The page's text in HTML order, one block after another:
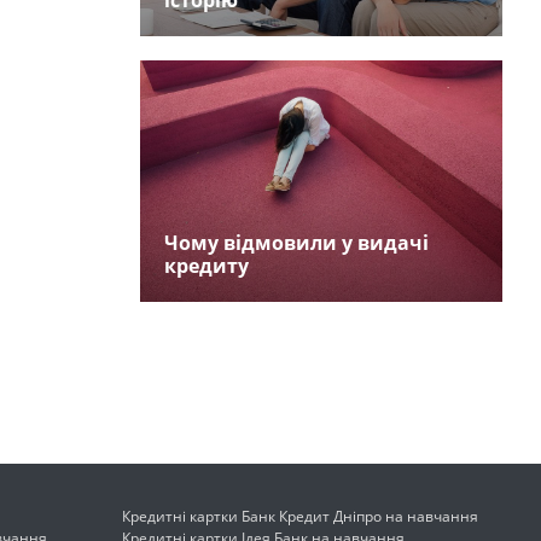
Чому відмовили у видачі
кредиту
Кредитні картки Банк Кредит Дніпро на навчання